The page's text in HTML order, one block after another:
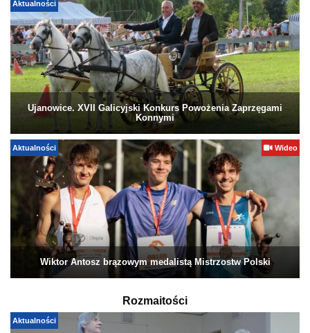
Aktualności
Ujanowice. XVII Galicyjski Konkurs Powożenia Zaprzęgami
Konnymi
Aktualności Wideo
Wiktor Antosz brązowym medalistą Mistrzostw Polski
Rozmaitości
Aktualności